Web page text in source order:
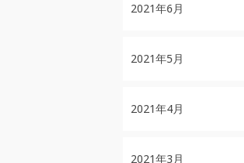
2021年6月
2021年5月
2021年4月
2021年3月